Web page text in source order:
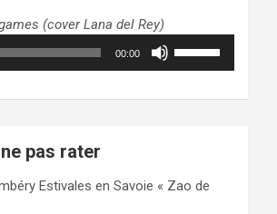
volume.
pour
augmenter
ou
(cover Lana del Rey)
00:00
haut/bas
le
pas rater
Estivales en Savoie « Zao de